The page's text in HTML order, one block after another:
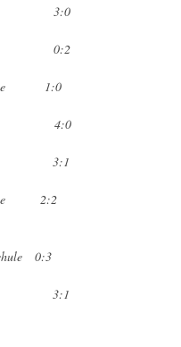
3:0
0:2
1:0
4:0
3:1
2:2
0:3
3:1